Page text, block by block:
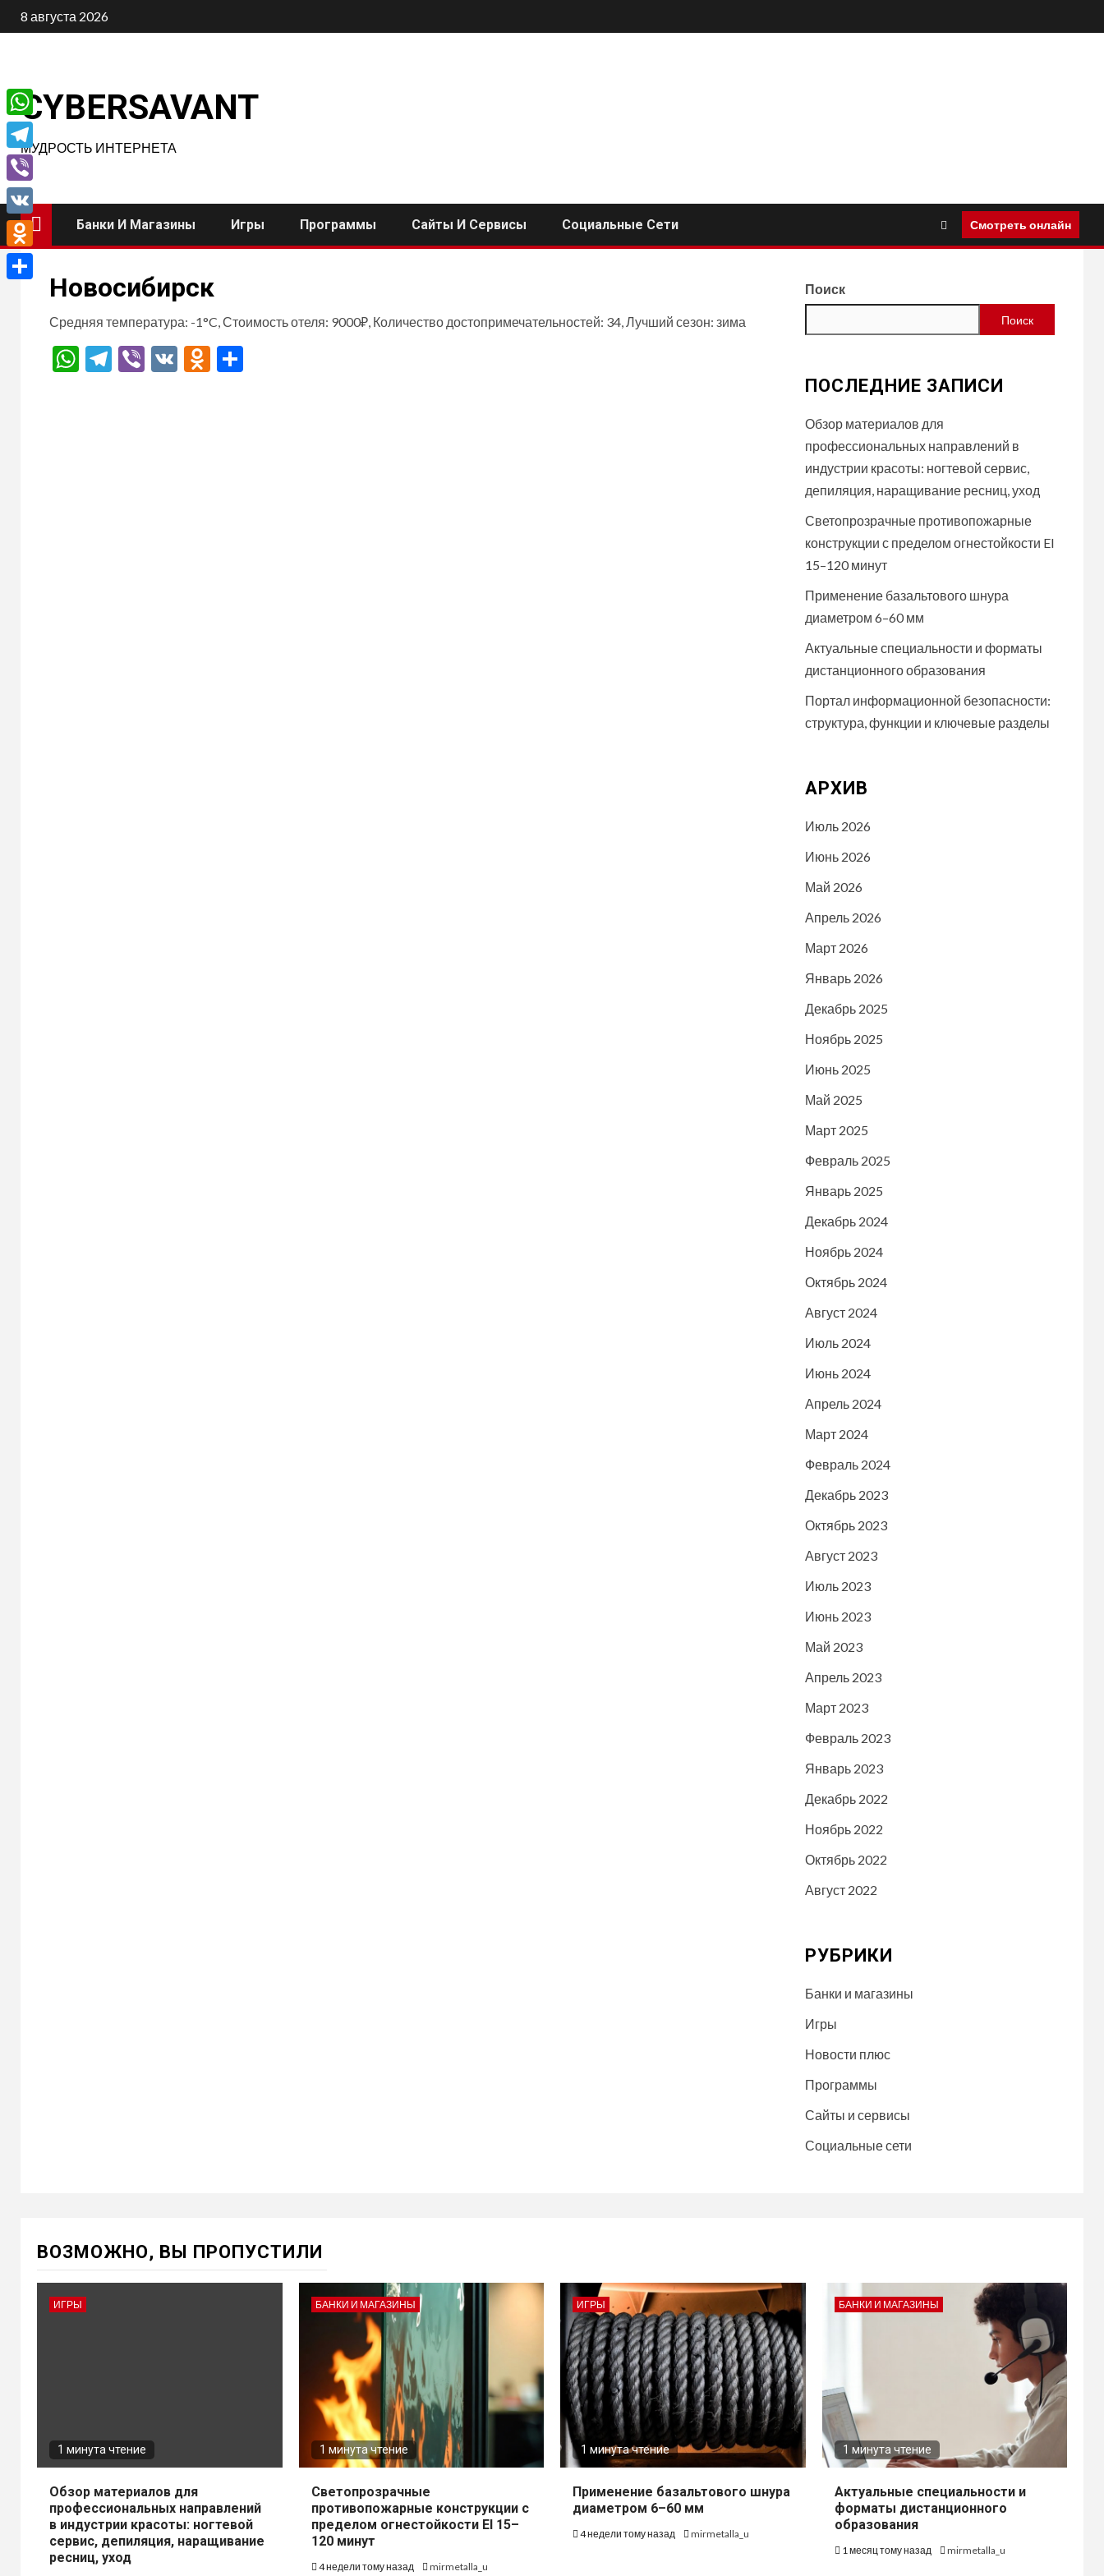
Перейти
к
8 августа 2026
CYBERSAVANT
МУДРОСТЬ ИНТЕРНЕТА
Банки И Магазины Игры Программы Сайты И Сервисы Социальные Сети Смотреть онлайн
Новосибирск
Средняя температура: -1°C, Стоимость отеля: 9000₽, Количество достопримечательностей: 34, Лучший сезон: зима
WhatsApp
Telegram
Viber
VK Odnoklassniki
Поиск
Поиск
ПОСЛЕДНИЕ ЗАПИСИ
Обзор материалов для
профессиональных направлений в
индустрии красоты: ногтевой сервис,
депиляция, наращивание ресниц, уход
Светопрозрачные противопожарные
конструкции с пределом огнестойкости EI
15–120 минут
Применение базальтового шнура
диаметром 6–60 мм
Актуальные специальности и форматы
дистанционного образования
Портал информационной безопасности:
структура, функции и ключевые разделы
АРХИВ
Июль 2026
Июнь 2026
Май 2026
Апрель 2026
Март 2026
Январь 2026
Декабрь 2025
Ноябрь 2025
Июнь 2025
Май 2025
Март 2025
Февраль 2025
Январь 2025
Декабрь 2024
Ноябрь 2024
Октябрь 2024
Август 2024
Июль 2024
Июнь 2024
Апрель 2024
Март 2024
Февраль 2024
Декабрь 2023
Октябрь 2023
Август 2023
Июль 2023
Июнь 2023
Май 2023
Апрель 2023
Март 2023
Февраль 2023
Январь 2023
Декабрь 2022
Ноябрь 2022
Октябрь 2022
Август 2022
РУБРИКИ
Банки и магазины
Игры
Новости плюс
Программы
Сайты и сервисы
Социальные сети
ВОЗМОЖНО, ВЫ ПРОПУСТИЛИ
ИГРЫ
1 минута чтение
Обзор материалов для
профессиональных направлений
в индустрии красоты: ногтевой
сервис, депиляция, наращивание
ресниц, уход
БАНКИ И МАГАЗИНЫ
1 минута чтение
Светопрозрачные
противопожарные конструкции с
пределом огнестойкости EI 15–
120 минут
4 недели тому назад mirmetalla_u
ИГРЫ
1 минута чтение
Применение базальтового шнура
диаметром 6–60 мм
4 недели тому назад mirmetalla_u
БАНКИ И МАГАЗИНЫ
1 минута чтение
Актуальные специальности и
форматы дистанционного
образования
1 месяц тому назад mirmetalla_u
WhatsApp
Telegram
Viber
VK
Odnoklassniki
Отправить